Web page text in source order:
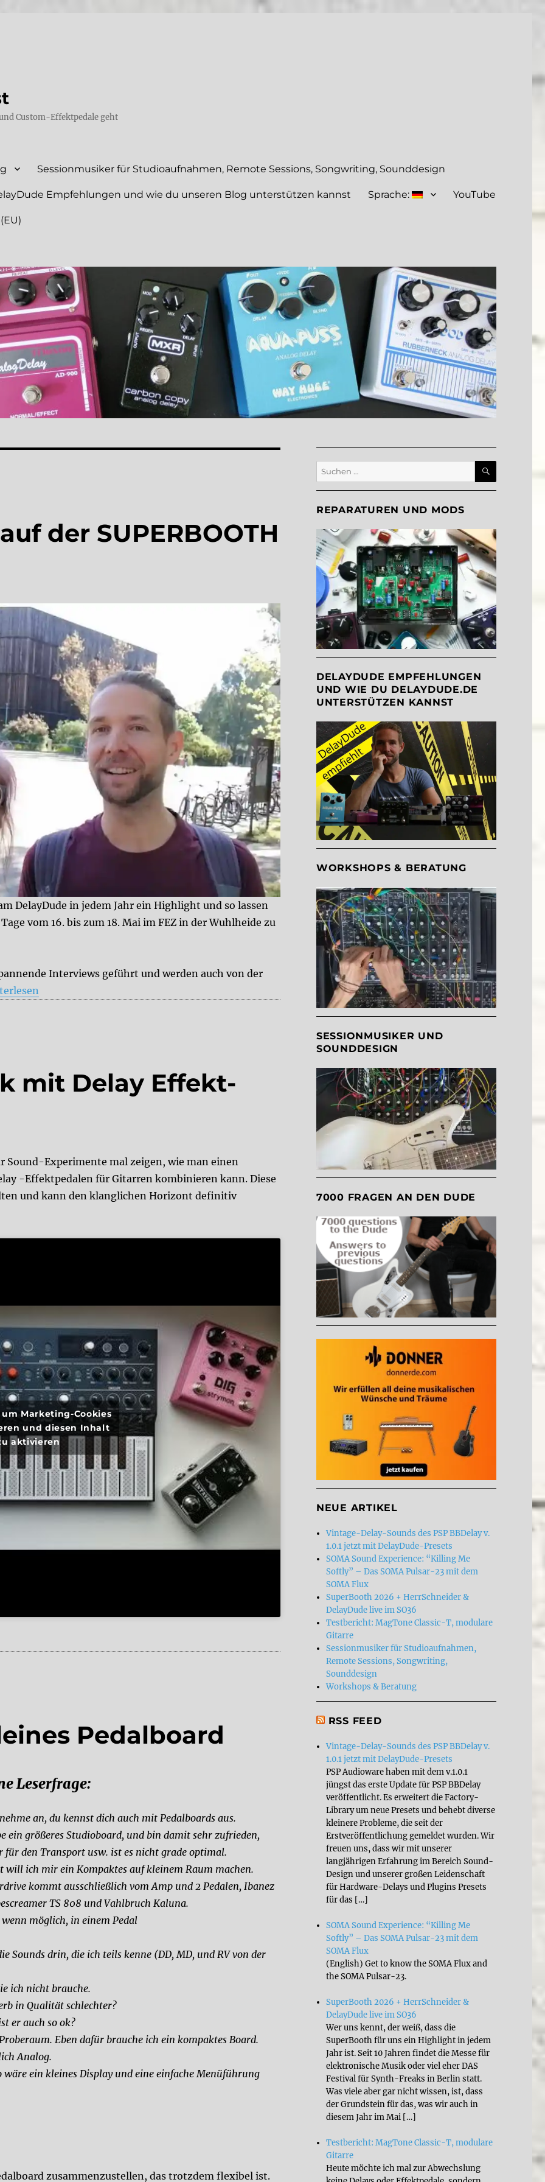
Custom-Effektpedale geht
Sessionmusiker für Studioaufnahmen, Remote Sessions, Songwriting, Sounddesign
Empfehlungen und wie du unseren Blog unterstützen kannst Sprache: YouTube
der SUPERBOOTH
DelayDude in jedem Jahr ein Highlight und so lassen
vom 16. bis zum 18. Mai im FEZ in der Wuhlheide zu
Interviews geführt und werden auch von der
DelayDude auf der SUPERBOOTH 24“
mit Delay Effekt-
Sound-Experimente mal zeigen, wie man einen
-Effektpedalen für Gitarren kombinieren kann. Diese
und kann den klanglichen Horizont definitiv
Marketing-Cookies
und diesen Inhalt
aktivieren
Pedalboard
Leserfrage:
an, du kennst dich auch mit Pedalboards aus.
ein größeres Studioboard, und bin damit sehr zufrieden,
für den Transport usw. ist es nicht grade optimal.
will ich mir ein Kompaktes auf kleinem Raum machen.
kommt ausschließlich vom Amp und 2 Pedalen, Ibanez
TS 808 und Vahlbruch Kaluna.
möglich, in einem Pedal
Sounds drin, die ich teils kenne (DD, MD, und RV von der
ich nicht brauche.
in Qualität schlechter?
er auch so ok?
Eben dafür brauche ich ein kompaktes Board.
Analog.
ein kleines Display und eine einfache Menüführung
zusammenzustellen, das trotzdem flexibel ist.
Suche
nach:
SUCHEN
REPARATUREN UND MODS
DELAYDUDE EMPFEHLUNGEN
UND WIE DU DELAYDUDE.DE
UNTERSTÜTZEN KANNST
WORKSHOPS & BERATUNG
SESSIONMUSIKER UND
SOUNDDESIGN
7000 FRAGEN AN DEN DUDE
NEUE ARTIKEL
Vintage-Delay-Sounds des PSP BBDelay v.
1.0.1 jetzt mit DelayDude-Presets
SOMA Sound Experience: “Killing Me
Softly” – Das SOMA Pulsar-23 mit dem
SOMA Flux
SuperBooth 2026 + HerrSchneider &
DelayDude live im SO36
Testbericht: MagTone Classic-T, modulare
Gitarre
Sessionmusiker für Studioaufnahmen,
Remote Sessions, Songwriting,
Sounddesign
Workshops & Beratung
RSS FEED
Vintage-Delay-Sounds des PSP BBDelay v.
1.0.1 jetzt mit DelayDude-Presets
PSP Audioware haben mit dem v.1.0.1
jüngst das erste Update für PSP BBDelay
veröffentlicht. Es erweitert die Factory-
Library um neue Presets und behebt diverse
kleinere Probleme, die seit der
Erstveröffentlichung gemeldet wurden. Wir
freuen uns, dass wir mit unserer
langjährigen Erfahrung im Bereich Sound-
Design und unserer großen Leidenschaft
für Hardware-Delays und Plugins Presets
für das […]
SOMA Sound Experience: “Killing Me
Softly” – Das SOMA Pulsar-23 mit dem
SOMA Flux
(English) Get to know the SOMA Flux and
the SOMA Pulsar-23.
SuperBooth 2026 + HerrSchneider &
DelayDude live im SO36
Wer uns kennt, der weiß, dass die
SuperBooth für uns ein Highlight in jedem
Jahr ist. Seit 10 Jahren findet die Messe für
elektronische Musik oder viel eher DAS
Festival für Synth-Freaks in Berlin statt.
Was viele aber gar nicht wissen, ist, dass
der Grundstein für das, was wir auch in
diesem Jahr im Mai […]
Testbericht: MagTone Classic-T, modulare
Gitarre
Heute möchte ich mal zur Abwechslung